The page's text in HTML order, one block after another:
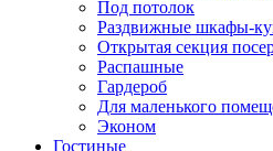
Под потолок
Раздвижные шкафы-
Открытая секция
Распашные
Гардероб
Для маленького
Эконом
Гостиные